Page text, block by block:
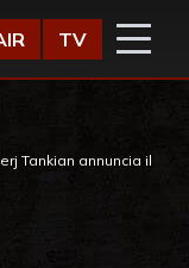
TV
Tankian annuncia il